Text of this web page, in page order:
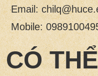
Email:
Mobile:
CÓ